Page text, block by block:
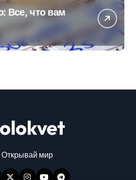
Все, что вам
Открывай мир